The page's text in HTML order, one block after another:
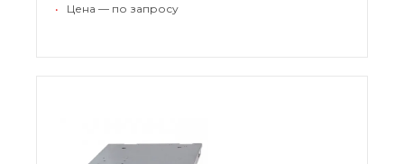
большого потока информации.
• Цена — по запросу